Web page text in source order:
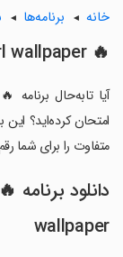
خانه برنامه‌ها
🔥 Anime wallpaper HD | Anime girl wallpaper
امتحان کرده‌اید؟
متفاوت را برای شما
wallpaper